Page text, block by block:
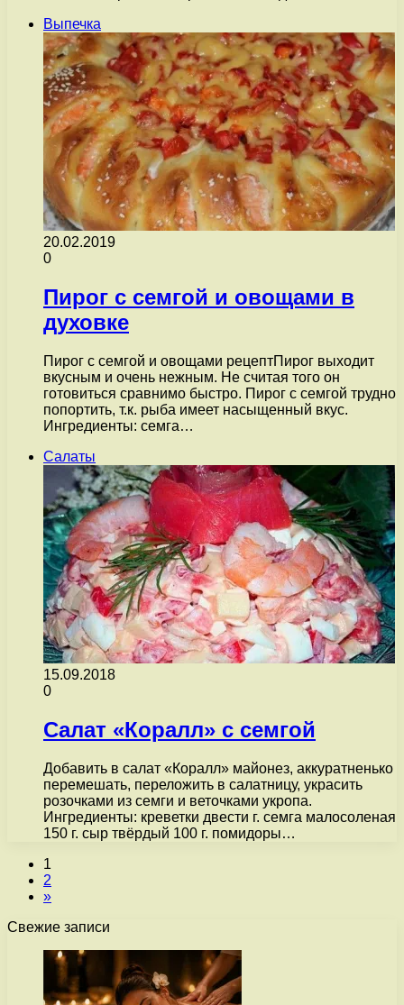
Выпечка
20.02.2019
0
Пирог с семгой и овощами в
духовке
Пирог с семгой и овощами рецептПирог выходит
вкусным и очень нежным. Не считая того он
готовиться сравнимо быстро. Пирог с семгой трудно
попортить, т.к. рыба имеет насыщенный вкус.
Ингредиенты: семга…
Салаты
15.09.2018
0
Салат «Коралл» с семгой
Добавить в салат «Коралл» майонез, аккуратненько
перемешать, переложить в салатницу, украсить
розочками из семги и веточками укропа.
Ингредиенты: креветки двести г. семга малосоленая
150 г. сыр твёрдый 100 г. помидоры…
1
2
»
Свежие записи